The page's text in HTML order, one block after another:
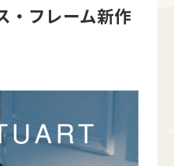
・フレーム新作